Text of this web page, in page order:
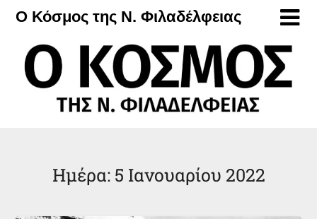
Μετάβαση
περιεχόμενο
Ο Κόσμος της Ν. Φιλαδέλφειας
Ημέρα: 5 Ιανουαρίου 2022